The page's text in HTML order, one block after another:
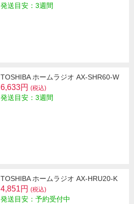
発送目安：3週間
TOSHIBA ホームラジオ AX-SHR60-W
6,633円 (税込)
発送目安：3週間
TOSHIBA ホームラジオ AX-HRU20-K
4,851円 (税込)
発送目安：予約受付中